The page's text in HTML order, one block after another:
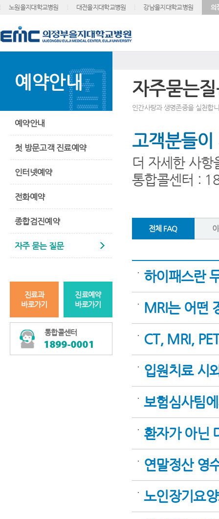
노원을지대학교병원 대전을지대학교병원 강남을지대학교병원 의
예약안내
예약안내
첫 방문고객 진료예약
인터넷예약
전화예약
종합검진예약
자주 묻는 질문
진료과
바로가기
진료예약
바로가기
통합콜센터
자주묻는
인간사랑과 생명존중을 실천합
고객분들
더 자세한 사
통합콜센터 :
전체 FAQ
하이패스란
MRI는 어떤
CT, MRI,
입원치료 시
보험심사팀
환자가 아닌
연말정산 영
노인장기요